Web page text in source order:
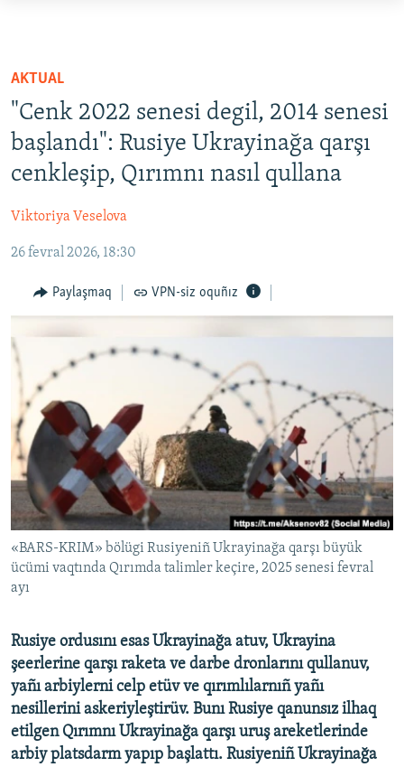
Esas
qaytmaq
Baş
navigatsiyağa
qaytmaq
Qıdıruvğa
qaytmaq
SİYASET
İQTİSADİYAT
CEMİYET
MEDENİYET
BLOGLAR
FİKİR
Русский
Українською
QOŞULIÑIZ!
RFE/RS bütün saytları
AKTUAL
"Cenk 2022 senesi degil, 2014 senesi
başlandı": Rusiye Ukrayinağa qarşı
cenkleşip, Qırımnı nasıl qullana
Viktoriya Veselova
26 fevral 2026, 18:30
Paylaşmaq VPN-siz oquñız
«BARS-KRIM» bölügi Rusiyeniñ Ukrayinağa qarşı büyük
ücümi vaqtında Qırımda talimler keçire, 2025 senesi fevral
ayı
Rusiye ordusını esas Ukrayinağa atuv, Ukrayina
şeerlerine qarşı raketa ve darbe dronlarını qullanuv,
yañı arbiylerni celp etüv ve qırımlılarnıñ yañı
nesillerini askeriyleştirüv. Bunı Rusiye qanunsız ilhaq
etilgen Qırımnı Ukrayinağa qarşı uruş areketlerinde
arbiy platsdarm yapıp başlattı. Rusiyeniñ Ukrayinağa